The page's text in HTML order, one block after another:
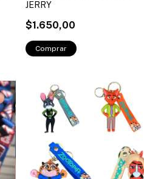
JERRY
$1.650,00